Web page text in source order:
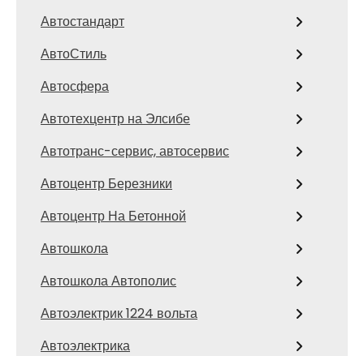
Автостандарт
АвтоСтиль
Автосфера
Автотехцентр на Элсибе
Автотранс-сервис, автосервис
Автоцентр Березники
Автоцентр На Бетонной
Автошкола
Автошкола Автополис
Автоэлектрик 1224 вольта
Автоэлектрика